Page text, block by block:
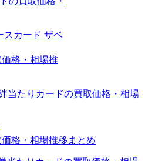
スカード ザベ
格・相場推
格・相場推移まとめ